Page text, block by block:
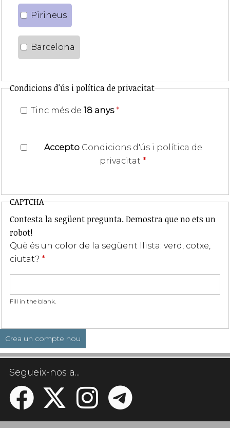
Pirineus
Barcelona
Condicions d'ús i política de privacitat
Tinc més de 18 anys *
Accepto Condicions d'ús i política de
privacitat *
CAPTCHA
Contesta la següent pregunta. Demostra que no ets un
robot!
Què és un color de la següent llista: verd, cotxe,
ciutat? *
Fill in the blank.
Segueix-nos a...